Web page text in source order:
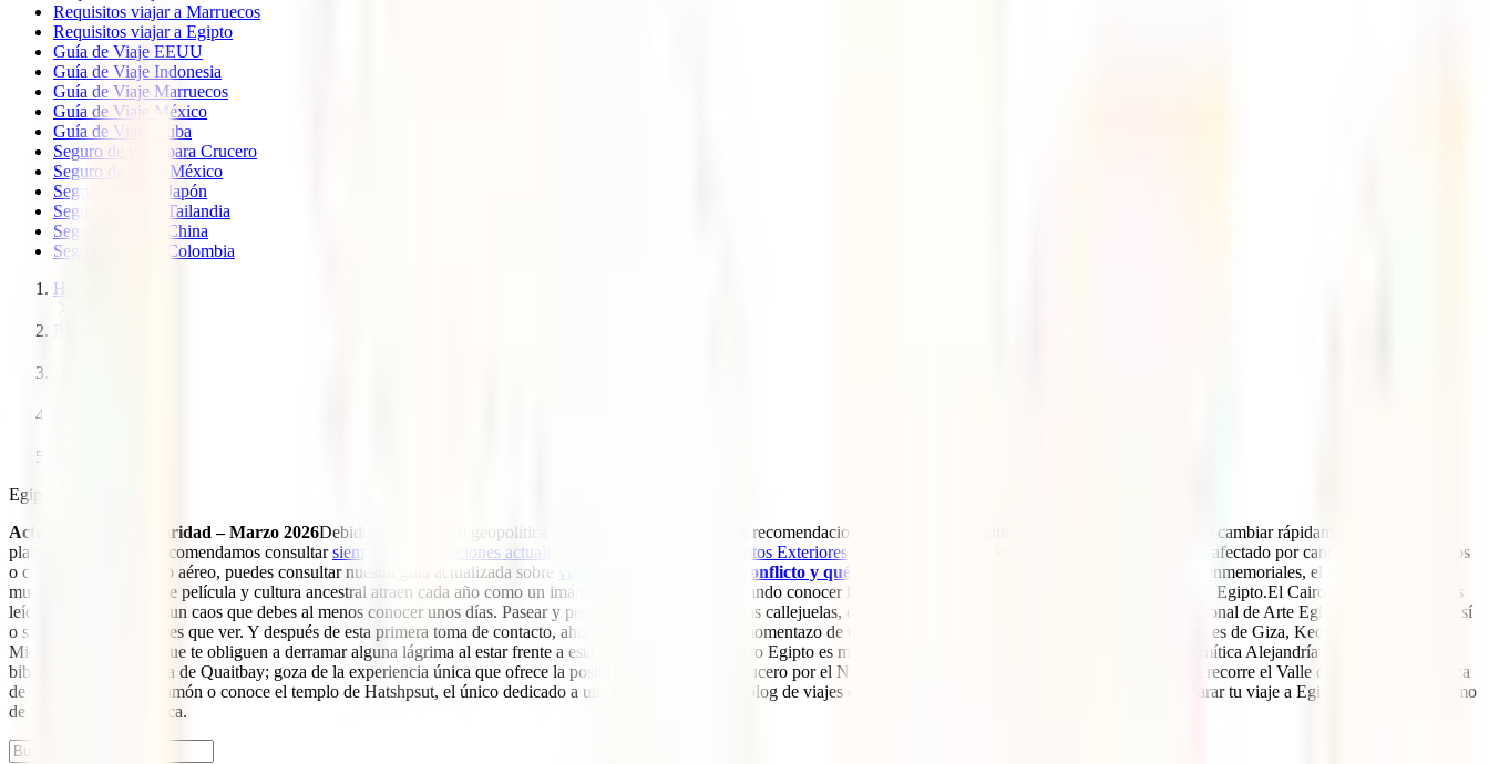
Requisitos viajar a Marruecos
Requisitos viajar a Egipto
Guía de Viaje EEUU
Guía de Viaje Indonesia
Guía de Viaje Marruecos
Guía de Viaje México
Guía de Viaje Cuba
Seguro de viaje para Crucero
Seguro de Viaje México
Seguro de viaje Japón
Seguro de viaje Tailandia
Seguro de viaje China
Seguro de viaje Colombia
Home
Egipto
Actualización de seguridad – Marzo 2026Debido a la situación geopolítica actual en Oriente Medio, las recomendaciones de viaje para algunos países de la región pueden cambiar rápidamente. Antes de
planificar tu viaje, te recomendamos consultarsiempre las indicaciones actualizadas del Ministerio de Asuntos Exteriores y de las autoridades locales. Si tu viaje puede verse afectado por cancelaciones de vuelos
o cambios en el espacio aéreo, puedes consultar nuestra guía actualizada sobre
vuelos cancelados por el conflicto y qué cubre el seguro de viaje
.Egipto es desde tiempos inmemoriales, el sueño viajero de
muchos. Sus paisajes de película y cultura ancestral atraen cada año como un imán a miles de turistas buscando conocer los lugares increíbles que tiene por ofrecer un viaje a Egipto.El Cairo es, como ya habrás
leído, un caos. Pero es un caos que debes al menos conocer unos días. Pasear y perderse por sus laberínticas callejuelas, conocer el bazar Jan el-Jalili o visitar el Museo Nacional de Arte Egipcio deberían estar, sí
o sí, en tu lista de lugares que ver. Y después de esta primera toma de contacto, ahora sí, llegará el primer momentazo de tu viaje a Egipto, las joyas de la corona. Las pirámides de Giza, Keops, Kefrén y
Micerinos, es posible que te obliguen a derramar alguna lágrima al estar frente a esta maravilla sin igual.Pero Egipto es más que sus pirámides. Dedícale un par de días a la mítica Alejandría y conoce su nueva
biblioteca y la Fortaleza de Quaitbay; goza de la experiencia única que ofrece la posibilidad de hacer un crucero por el Nilo; visita el fascinante templo de Amón, en Luxor; recorre el Valle de los Reyes en busca
de la tumba de Tutankamón o conoce el templo de Hatshpsut, el único dedicado a una mujer faraón.En el blog de viajes de IATI encontrarás guías e información para preparar tu viaje a Egipto y gozar al máximo
de esta experiencia única.